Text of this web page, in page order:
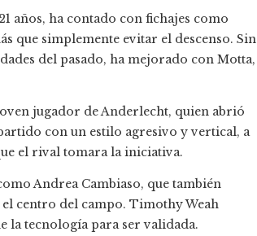
años, ha contado con fichajes como
que simplemente evitar el descenso. Sin
del pasado, ha mejorado con Motta,
jugador de Anderlecht, quien abrió
con un estilo agresivo y vertical, a
el rival tomara la iniciativa.
Andrea Cambiaso, que también
centro del campo. Timothy Weah
la tecnología para ser validada.